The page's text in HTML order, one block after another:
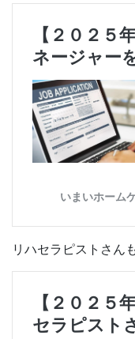
リハセラピストさん